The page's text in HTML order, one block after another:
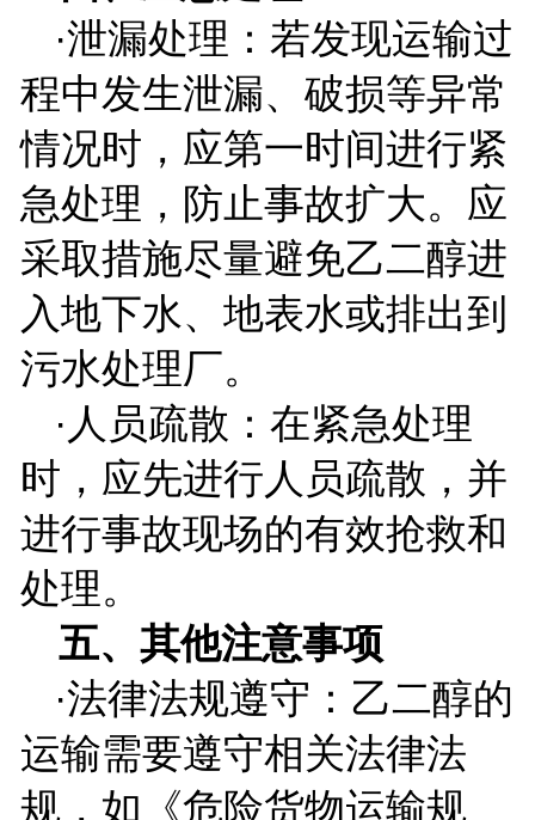
·泄漏处理：若发现运输过
程中发生泄漏、破损等异常
情况时，应第一时间进行紧
急处理，防止事故扩大。应
采取措施尽量避免乙二醇进
入地下水、地表水或排出到
污水处理厂。
·人员疏散：在紧急处理
时，应先进行人员疏散，并
进行事故现场的有效抢救和
处理。
五、其他注意事项
·法律法规遵守：乙二醇的
运输需要遵守相关法律法
规，如《危险货物运输规